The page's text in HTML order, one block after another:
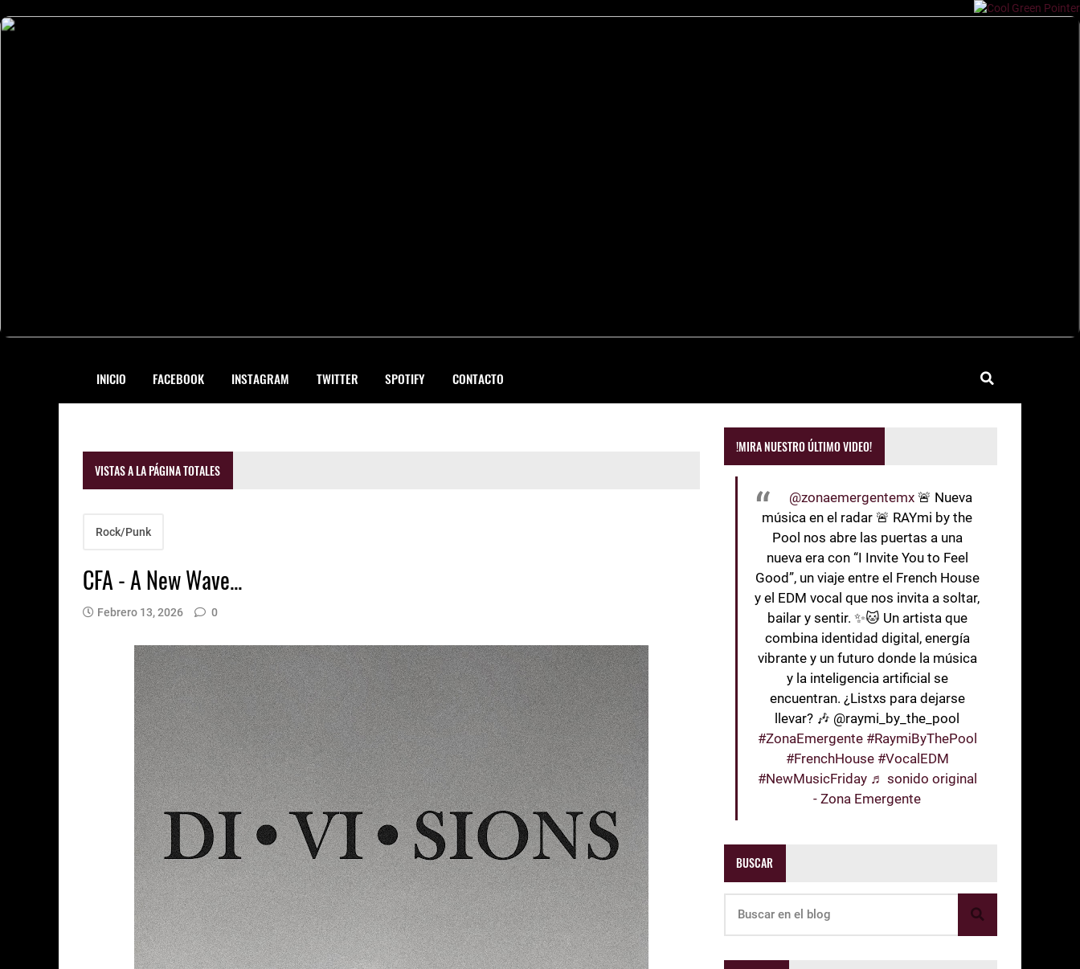
INICIO FACEBOOK INSTAGRAM TWITTER SPOTIFY CONTACTO
VISTAS A LA PÁGINA TOTALES
Rock/Punk
CFA - A New Wave...
Febrero 13, 2026 0
!MIRA NUESTRO ÚLTIMO VIDEO!
@zonaemergentemx 🚨 Nueva
música en el radar 🚨 RAYmi by the
Pool nos abre las puertas a una
nueva era con “I Invite You to Feel
Good”, un viaje entre el French House
y el EDM vocal que nos invita a soltar,
bailar y sentir. ✨🐱 Un artista que
combina identidad digital, energía
vibrante y un futuro donde la música
y la inteligencia artificial se
encuentran. ¿Listxs para dejarse
llevar? 🎶 @raymi_by_the_pool
#ZonaEmergente #RaymiByThePool
#FrenchHouse #VocalEDM
#NewMusicFriday ♬ sonido original
- Zona Emergente
BUSCAR